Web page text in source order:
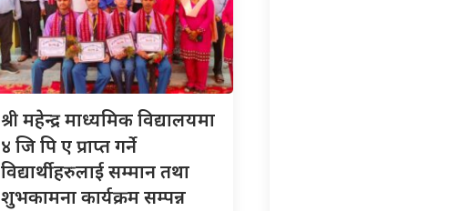
श्रीमहेन्द्र माध्यमिक विद्यालयमा
४ जि पि ए प्राप्त गर्ने
विद्यार्थीहरुलाई सम्मान तथा
शुभकामना कार्यक्रम सम्पन्न